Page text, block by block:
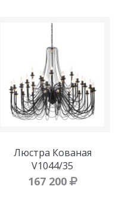
Люстра Кованая
V1044/35
167 200